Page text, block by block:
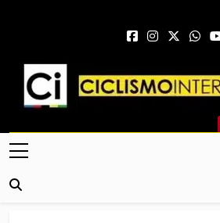
Ciclismo
Web Dedicada Al Ciclismo
Crónicas, Previas Y Más. La Web